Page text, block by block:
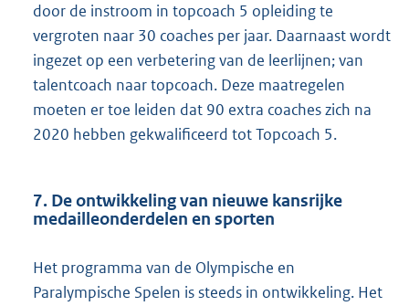
door de instroom in topcoach 5 opleiding te
vergroten naar 30 coaches per jaar. Daarnaast wordt
ingezet op een verbetering van de leerlijnen; van
talentcoach naar topcoach. Deze maatregelen
moeten er toe leiden dat 90 extra coaches zich na
2020 hebben gekwalificeerd tot Topcoach 5.
7. De ontwikkeling van nieuwe kansrijke
medailleonderdelen en sporten
Het programma van de Olympische en
Paralympische Spelen is steeds in ontwikkeling. Het